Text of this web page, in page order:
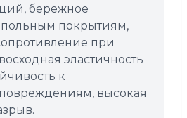
бережное
покрытиям,
при
эластичность
к
высокая